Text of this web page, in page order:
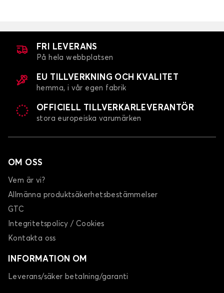
FORMENTOR
FRI LEVERANS
På hela webbplatsen
EU TILLVERKNING OCH KVALITET
hemma, i vår egen fabrik
OFFICIELL TILLVERKARLEVERANTÖR
stora europeiska varumärken
OM OSS
Vem är vi?
Allmänna produktsäkerhetsbestämmelser
GTC
Integritetspolicy / Cookies
Kontakta oss
INFORMATION OM
Leverans/säker betalning/garanti